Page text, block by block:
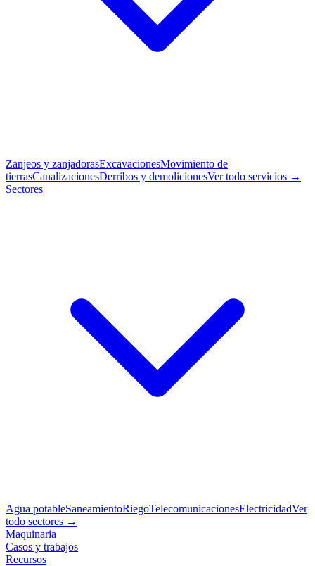
Zanjeos y zanjadorasExcavacionesMovimiento de
tierrasCanalizacionesDerribos y demolicionesVer todo servicios →
Sectores
Agua potableSaneamientoRiegoTelecomunicacionesElectricidadVer
todo sectores →
Maquinaria
Casos y trabajos
Recursos